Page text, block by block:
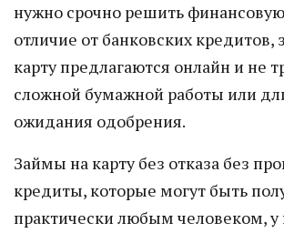
нужно срочно решить
отличие от банковских кредитов,
карту предлагаются онлайн и не
сложной бумажной работы или
ожидания одобрения.
Займы на карту без отказа без
кредиты, которые могут быть
практически любым человеком, у